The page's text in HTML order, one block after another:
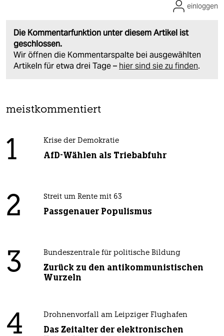
Die Kommentarfunktion unter diesem Artikel ist
geschlossen.
Wir öffnen die Kommentarspalte bei ausgewählten
Artikeln für etwa drei Tage – hier sind sie zu finden.
einloggen
meistkommentiert
1 Krise der Demokratie
AfD-Wählen als Triebabfuhr
2 Streit um Rente mit 63
Passgenauer Populismus
3 Bundeszentrale für politische Bildung
Zurück zu den antikommunistischen
Wurzeln
4 Drohnenvorfall am Leipziger Flughafen
Das Zeitalter der elektronischen